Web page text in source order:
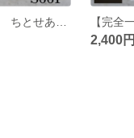
2,400円